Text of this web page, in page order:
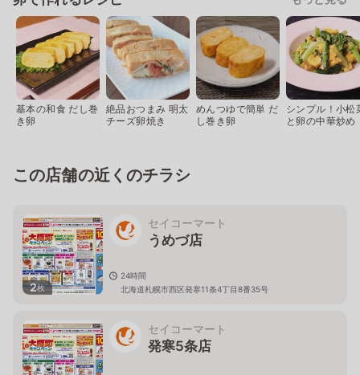
基本の和食 だし巻
き卵
絶品おつまみ 明太
チーズ卵焼き
めんつゆで簡単 だ
し巻き卵
シンプル！小松
と卵の中華炒め
この店舗の近くのチラシ
2枚
セイコーマート
うめづ店
24時間
北海道札幌市西区発寒11条4丁目8番35号
セイコーマート
発寒5条店